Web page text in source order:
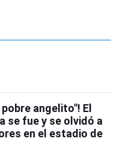
pobre angelito"! El
se fue y se olvidó a
en el estadio de